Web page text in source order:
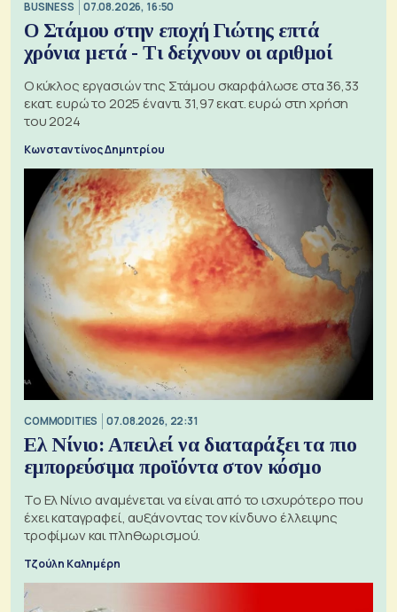
BUSINESS 07.08.2026, 16:50
Ο Στάμου στην εποχή Γιώτης επτά
χρόνια μετά - Τι δείχνουν οι αριθμοί
Ο κύκλος εργασιών της Στάμου σκαρφάλωσε στα 36,33
εκατ. ευρώ το 2025 έναντι 31,97 εκατ. ευρώ στη χρήση
του 2024
Κωνσταντίνος Δημητρίου
COMMODITIES 07.08.2026, 22:31
Ελ Νίνιο: Απειλεί να διαταράξει τα πιο
εμπορεύσιμα προϊόντα στον κόσμο
Το Ελ Νίνιο αναμένεται να είναι από το ισχυρότερο που
έχει καταγραφεί, αυξάνοντας τον κίνδυνο έλλειψης
τροφίμων και πληθωρισμού.
Τζούλη Καλημέρη